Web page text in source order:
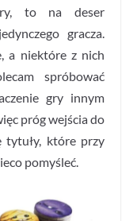
to na deser
gracza.
a niektóre z nich
spróbować
gry innym
próg wejścia do
tytuły, które przy
pomyśleć.